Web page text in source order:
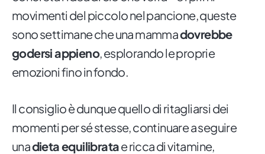
movimenti del piccolo nel pancione, queste
sono settimane che una mammadovrebbe
godersi appieno, esplorando le proprie
emozioni fino in fondo.
Il consiglio è dunque quello di ritagliarsi dei
momenti per sé stesse, continuare a seguire
unadieta equilibratae ricca di vitamine,